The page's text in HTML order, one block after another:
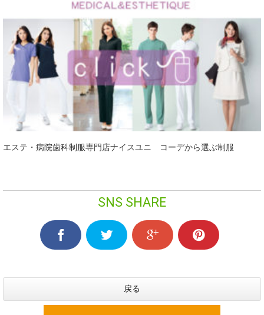
エステ・病院歯科制服専門店ナイスユニ コーデから選ぶ制服
SNS SHARE
戻る